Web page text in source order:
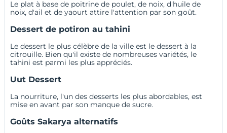
Le plat à base de poitrine de poulet, de noix, d'huile de
noix, d'ail et de yaourt attire l'attention par son goût.
Dessert de potiron au tahini
Le dessert le plus célèbre de la ville est le dessert à la
citrouille. Bien qu'il existe de nombreuses variétés, le
tahini est parmi les plus appréciés.
Uut Dessert
La nourriture, l'un des desserts les plus abordables, est
mise en avant par son manque de sucre.
Goûts Sakarya alternatifs